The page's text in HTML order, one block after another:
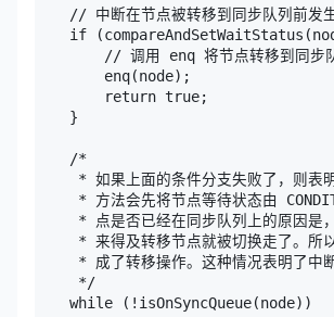
// 中断在节点被转移到同步队列前发
if
// 调用 enq 将节点转移到同步
        enq(node);
        return true;
    }
    /*
* 如果上面的条件分支失败了，则
* 方法会先将节点等待状态由
* 点是否已经在同步队列上的原因
* 来得及转移节点就被切换走了。
* 成了转移操作。这种情况表明了中
     */
    while (!isOnSyncQueue(node))